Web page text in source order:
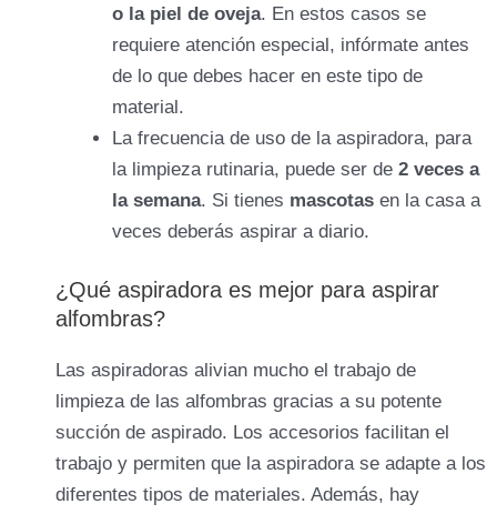
o la piel de oveja. En estos casos se
requiere atención especial, infórmate antes
de lo que debes hacer en este tipo de
material.
La frecuencia de uso de la aspiradora, para
la limpieza rutinaria, puede ser de 2 veces a
la semana. Si tienes mascotas en la casa a
veces deberás aspirar a diario.
¿Qué aspiradora es mejor para aspirar
alfombras?
Las aspiradoras alivian mucho el trabajo de
limpieza de las alfombras gracias a su potente
succión de aspirado. Los accesorios facilitan el
trabajo y permiten que la aspiradora se adapte a los
diferentes tipos de materiales. Además, hay